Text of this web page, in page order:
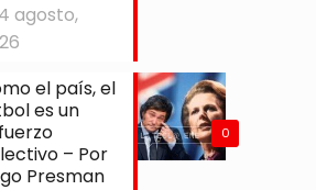
4 agosto,
0
el país, el
es un
– Por
Presman